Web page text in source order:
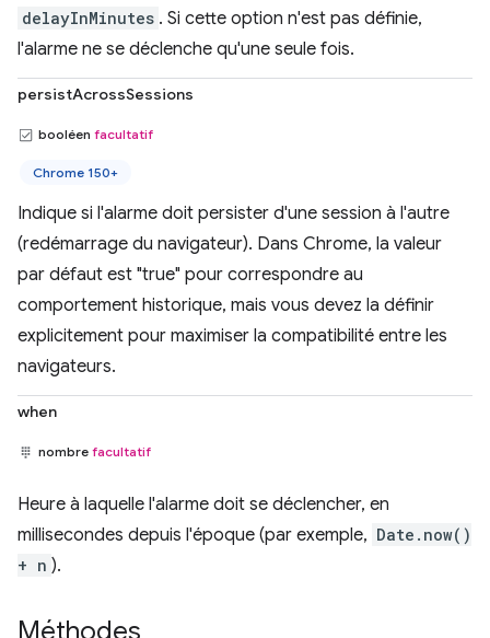
delayInMinutes . Si cette option n'est pas définie,
l'alarme ne se déclenche qu'une seule fois.
persistAcrossSessions
booléen facultatif
Chrome 150+
Indique si l'alarme doit persister d'une session à l'autre
(redémarrage du navigateur). Dans Chrome, la valeur
par défaut est "true" pour correspondre au
comportement historique, mais vous devez la définir
explicitement pour maximiser la compatibilité entre les
navigateurs.
when
nombre facultatif
Heure à laquelle l'alarme doit se déclencher, en
millisecondes depuis l'époque (par exemple, Date.now()
+ n ).
Méthodes